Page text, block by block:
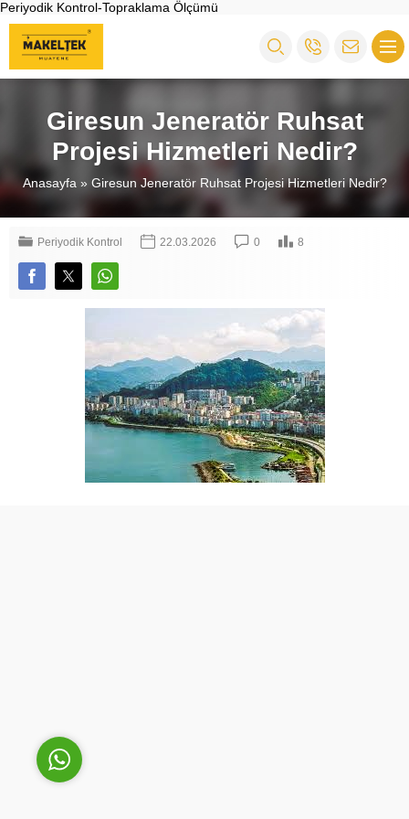
Periyodik Kontrol-Topraklama Ölçümü
Giresun Jeneratör Ruhsat
Projesi Hizmetleri Nedir?
Anasayfa » Giresun Jeneratör Ruhsat Projesi Hizmetleri Nedir?
Periyodik Kontrol 22.03.2026 0 8